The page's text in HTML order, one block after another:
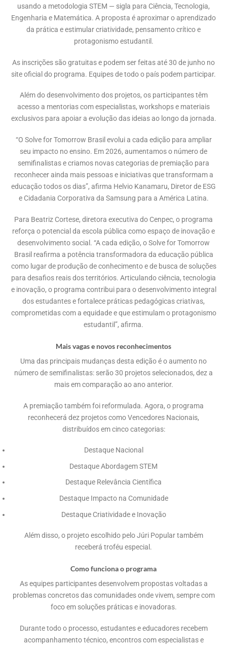
usando a metodologia STEM — sigla para Ciência, Tecnologia,
Engenharia e Matemática. A proposta é aproximar o aprendizado
da prática e estimular criatividade, pensamento crítico e
protagonismo estudantil.
As inscrições são gratuitas e podem ser feitas até 30 de junho no
site oficial do programa. Equipes de todo o país podem participar.
Além do desenvolvimento dos projetos, os participantes têm
acesso a mentorias com especialistas, workshops e materiais
exclusivos para apoiar a evolução das ideias ao longo da jornada.
“O Solve for Tomorrow Brasil evolui a cada edição para ampliar
seu impacto no ensino. Em 2026, aumentamos o número de
semifinalistas e criamos novas categorias de premiação para
reconhecer ainda mais pessoas e iniciativas que transformam a
educação todos os dias”, afirma Helvio Kanamaru, Diretor de ESG
e Cidadania Corporativa da Samsung para a América Latina.
Para Beatriz Cortese, diretora executiva do Cenpec, o programa
reforça o potencial da escola pública como espaço de inovação e
desenvolvimento social. “A cada edição, o Solve for Tomorrow
Brasil reafirma a potência transformadora da educação pública
como lugar de produção de conhecimento e de busca de soluções
para desafios reais dos territórios. Articulando ciência, tecnologia
e inovação, o programa contribui para o desenvolvimento integral
dos estudantes e fortalece práticas pedagógicas criativas,
comprometidas com a equidade e que estimulam o protagonismo
estudantil”, afirma.
Mais vagas e novos reconhecimentos
Uma das principais mudanças desta edição é o aumento no
número de semifinalistas: serão 30 projetos selecionados, dez a
mais em comparação ao ano anterior.
A premiação também foi reformulada. Agora, o programa
reconhecerá dez projetos como Vencedores Nacionais,
distribuídos em cinco categorias:
Destaque Nacional
Destaque Abordagem STEM
Destaque Relevância Científica
Destaque Impacto na Comunidade
Destaque Criatividade e Inovação
Além disso, o projeto escolhido pelo Júri Popular também
receberá troféu especial.
Como funciona o programa
As equipes participantes desenvolvem propostas voltadas a
problemas concretos das comunidades onde vivem, sempre com
foco em soluções práticas e inovadoras.
Durante todo o processo, estudantes e educadores recebem
acompanhamento técnico, encontros com especialistas e